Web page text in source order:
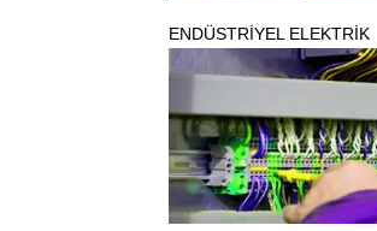
ENDÜSTRİYEL ELEKTRİK